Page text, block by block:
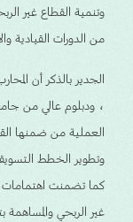
وتنمية القطاع غير
من الدورات القيادية
الجدير بالذكر أن
، ودبلوم عالي من
العملية من ضمنها
وتطوير الخطط
كما تضمنت اهتمامات
غير الربحي والمساهمة